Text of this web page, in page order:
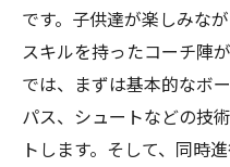
です。子供達が楽しみな
スキルを持ったコーチ陣
では、まずは基本的なボ
パス、シュートなどの技
トします。そして、同時